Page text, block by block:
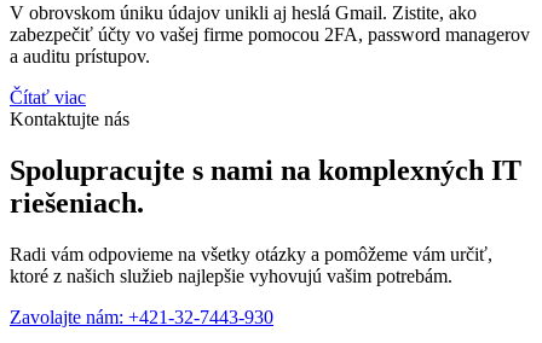
V obrovskom úniku údajov unikli aj heslá Gmail. Zistite, ako
zabezpečiť účty vo vašej firme pomocou 2FA, password managerov
a auditu prístupov.
Čítať viac
Kontaktujte nás
Spolupracujte s nami na komplexných IT
riešeniach.
Radi vám odpovieme na všetky otázky a pomôžeme vám určiť,
ktoré z našich služieb najlepšie vyhovujú vašim potrebám.
Zavolajte nám: +421-32-7443-930